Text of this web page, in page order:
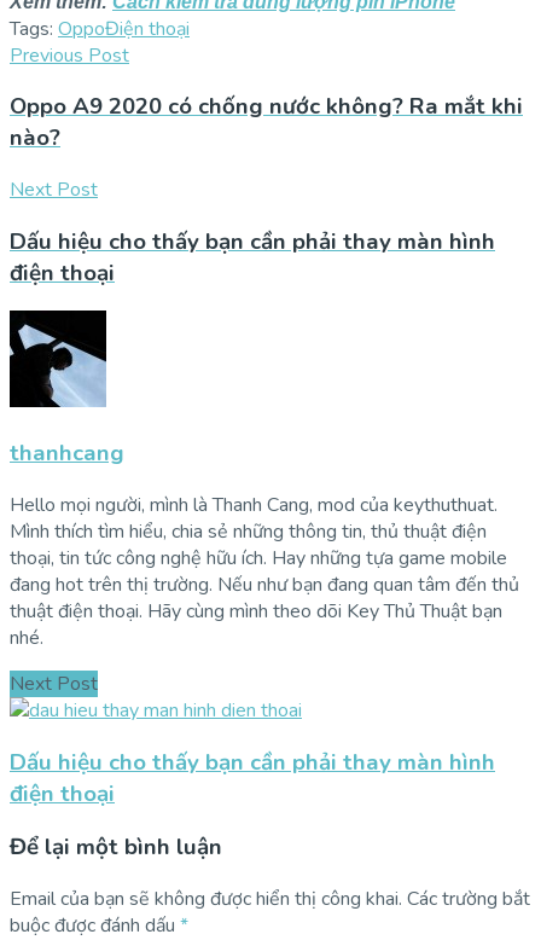
Tags: OppoĐiện thoại
Previous Post
Oppo A9 2020 có chống nước không? Ra mắt khi
nào?
Next Post
Dấu hiệu cho thấy bạn cần phải thay màn hình
điện thoại
thanhcang
Hello mọi người, mình là Thanh Cang, mod của keythuthuat.
Mình thích tìm hiểu, chia sẻ những thông tin, thủ thuật điện
thoại, tin tức công nghệ hữu ích. Hay những tựa game mobile
đang hot trên thị trường. Nếu như bạn đang quan tâm đến thủ
thuật điện thoại. Hãy cùng mình theo dõi Key Thủ Thuật bạn
nhé.
Next Post
Dấu hiệu cho thấy bạn cần phải thay màn hình
điện thoại
Để lại một bình luận
Email của bạn sẽ không được hiển thị công khai. Các trường bắt
buộc được đánh dấu *